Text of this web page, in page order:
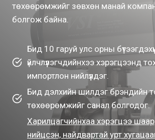
төхөөрөмжийг зөвхөн манай
болгож байна.
Бид 10 гаруй улс орны
үйлчлүүлэгчдийнхээ хэрэгцээнд
импортлон нийлүүлдэг.
Бид дэлхийн шилдэг брэндийн
төхөөрөмжийг санал болгодог.
Харилцагчийнхаа хэрэгцээ
нийцсэн, найдвартай урт